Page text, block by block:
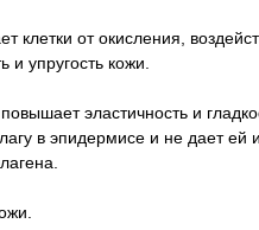
клетки от окисления,
и упругость кожи.
эластичность и
в эпидермисе и не дает ей